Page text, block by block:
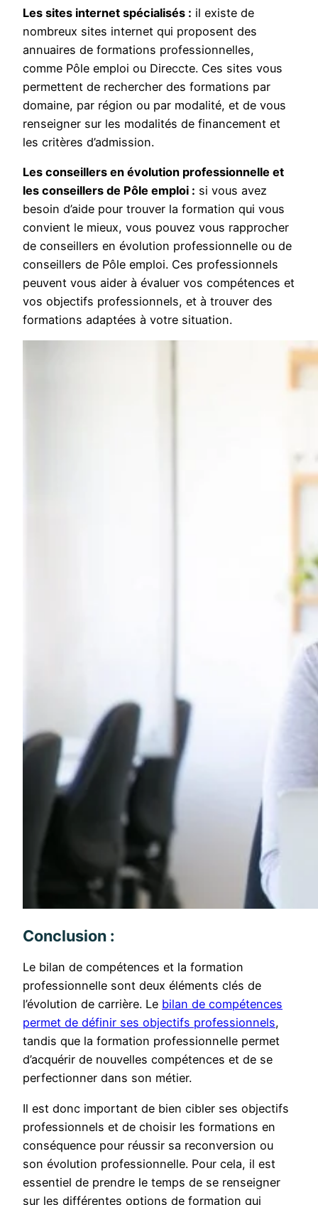
Les sites internet spécialisés : il existe de
nombreux sites internet qui proposent des
annuaires de formations professionnelles,
comme Pôle emploi ou Direccte. Ces sites vous
permettent de rechercher des formations par
domaine, par région ou par modalité, et de vous
renseigner sur les modalités de financement et
les critères d’admission.
Les conseillers en évolution professionnelle et
les conseillers de Pôle emploi : si vous avez
besoin d’aide pour trouver la formation qui vous
convient le mieux, vous pouvez vous rapprocher
de conseillers en évolution professionnelle ou de
conseillers de Pôle emploi. Ces professionnels
peuvent vous aider à évaluer vos compétences et
vos objectifs professionnels, et à trouver des
formations adaptées à votre situation.
Conclusion :
Le bilan de compétences et la formation
professionnelle sont deux éléments clés de
l’évolution de carrière. Le bilan de compétences
permet de définir ses objectifs professionnels,
tandis que la formation professionnelle permet
d’acquérir de nouvelles compétences et de se
perfectionner dans son métier.
Il est donc important de bien cibler ses objectifs
professionnels et de choisir les formations en
conséquence pour réussir sa reconversion ou
son évolution professionnelle. Pour cela, il est
essentiel de prendre le temps de se renseigner
sur les différentes options de formation qui